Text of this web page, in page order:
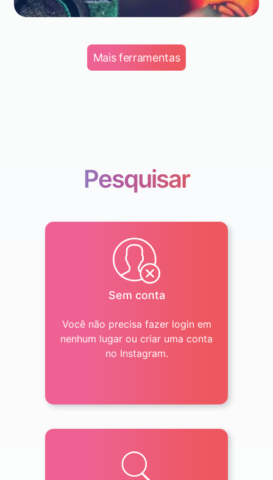
Mais ferramentas
Pesquisar
Sem conta
Você não precisa fazer login em
nenhum lugar ou criar uma conta
no Instagram.